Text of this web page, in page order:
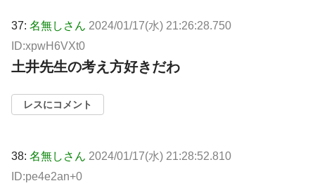
37: 名無しさん 2024/01/17(水) 21:26:28.750
ID:xpwH6VXt0
土井先生の考え方好きだわ
レスにコメント
38: 名無しさん 2024/01/17(水) 21:28:52.810
ID:pe4e2an+0